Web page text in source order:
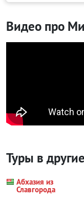
Видео про
Туры в
Абхазия из
Славгорода